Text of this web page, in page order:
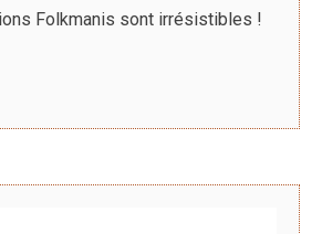
Folkmanis sont irrésistibles !